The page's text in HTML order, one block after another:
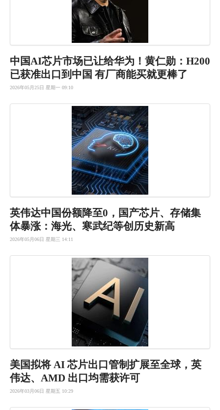
中国AI芯片市场已让给华为！黄仁勋：H200
已获准出口到中国 有厂商能买就更棒了
2026年05月25日 星期一 09:10
英伟达中国份额降至0 ，国产芯片、存储集
体暴涨：海光、寒武纪等创历史新高
2026年05月06日 星期三 14:11
美国拟将 AI 芯片出口管制扩展至全球，英
伟达、AMD 出口均需获许可
2026年03月06日 星期五 10:29